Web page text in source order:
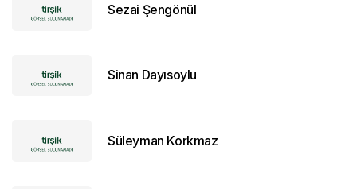
Sezai Şengönül
Sinan Dayısoylu
Süleyman Korkmaz